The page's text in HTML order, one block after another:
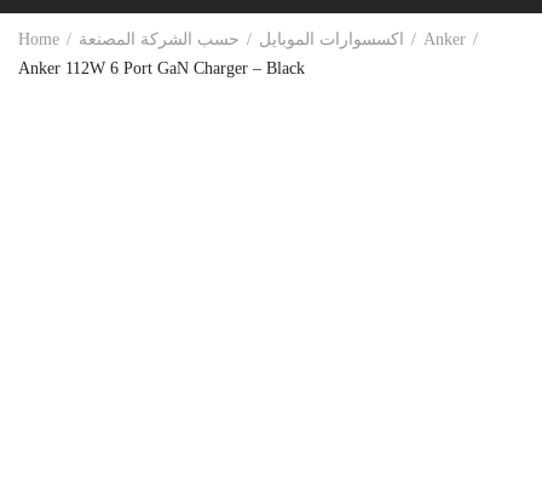
Home اكسسوارات الموبايل حسب الشركة المصنعة
Anker
Anker 112W 6 Port GaN Charger – Black